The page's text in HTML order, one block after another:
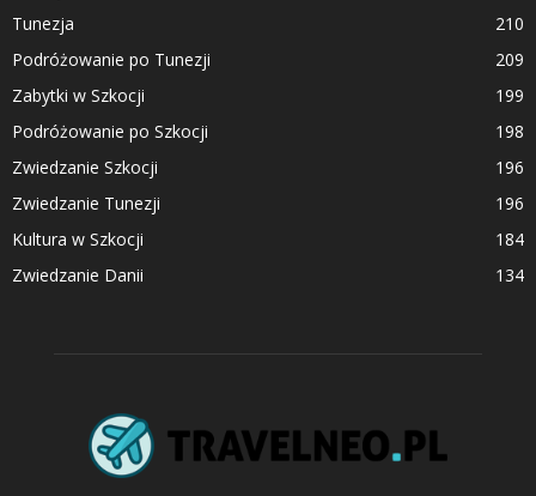
Tunezja
210
Podróżowanie po Tunezji
209
Zabytki w Szkocji
199
Podróżowanie po Szkocji
198
Zwiedzanie Szkocji
196
Zwiedzanie Tunezji
196
Kultura w Szkocji
184
Zwiedzanie Danii
134